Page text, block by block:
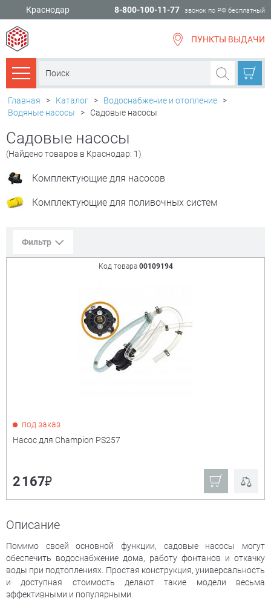
Краснодар 8-800-100-11-77 звонок по РФ бесплатный
ПУНКТЫ ВЫДАЧИ
Каталог товаров
Главная > Каталог > Водоснабжение и отопление >
Водяные насосы
> Садовые насосы
Садовые насосы
(Найдено товаров в Краснодар: 1)
Комплектующие для насосов
Комплектующие для поливочных систем
Фильтр
Показать только
Champion
Код товара 00109194
под заказ
Насос для Champion PS257
2 167₽
Описание
Помимо своей основной функции, садовые насосы могут
обеспечить водоснабжение дома, работу фонтанов и откачку
воды при подтоплениях. Простая конструкция, универсальность
и доступная стоимость делают такие модели весьма
эффективными и популярными.